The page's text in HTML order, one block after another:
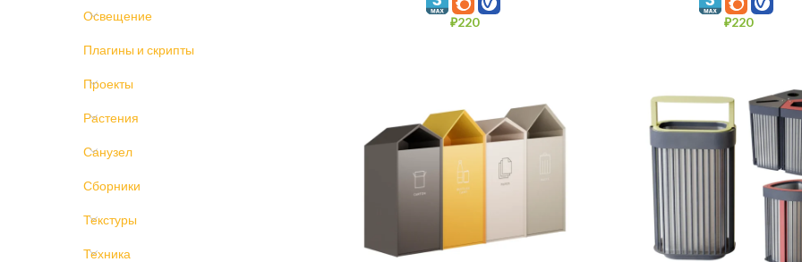
Освещение
Плагины и скрипты
Проекты
Растения
Санузел
Сборники
Текстуры
Техника
₽220 ₽220